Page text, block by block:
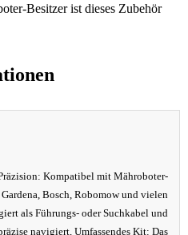
Besitzer ist dieses Zubehör
Kompatibel mit Mähroboter-
Bosch, Robomow und vielen
als Führungs- oder Suchkabel und
navigiert, Umfassendes Kit: Das